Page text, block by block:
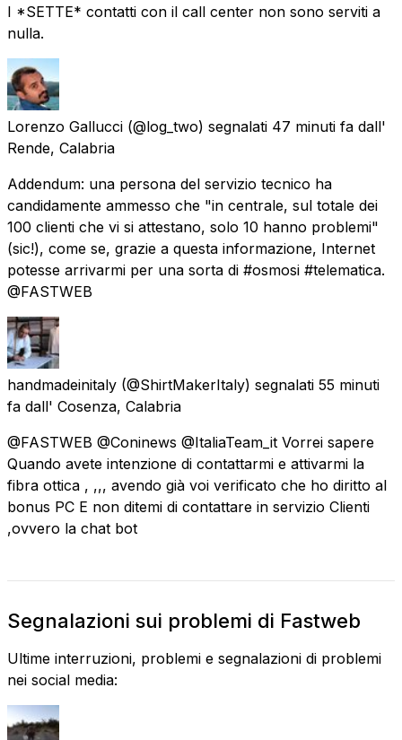
I *SETTE* contatti con il call center non sono serviti a
nulla.
Lorenzo Gallucci (@log_two) segnalati 47 minuti fa dall'
Rende, Calabria
Addendum: una persona del servizio tecnico ha
candidamente ammesso che "in centrale, sul totale dei
100 clienti che vi si attestano, solo 10 hanno problemi"
(sic!), come se, grazie a questa informazione, Internet
potesse arrivarmi per una sorta di #osmosi #telematica.
@FASTWEB
handmadeinitaly (@ShirtMakerItaly) segnalati 55 minuti
fa dall' Cosenza, Calabria
@FASTWEB @Coninews @ItaliaTeam_it Vorrei sapere
Quando avete intenzione di contattarmi e attivarmi la
fibra ottica , ,,, avendo già voi verificato che ho diritto al
bonus PC E non ditemi di contattare in servizio Clienti
,ovvero la chat bot
Segnalazioni sui problemi di Fastweb
Ultime interruzioni, problemi e segnalazioni di problemi
nei social media: